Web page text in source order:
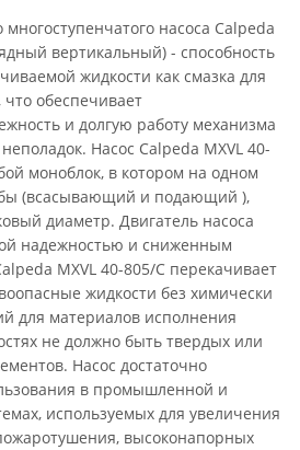
насоса Calpeda
вертикальный) - способность
жидкости как смазка для
обеспечивает
и долгую работу механизма
Насос Calpeda MXVL 40-
моноблок, в котором на одном
(всасывающий и подающий ),
диаметр. Двигатель насоса
надежностью и сниженным
MXVL 40-805/C перекачивает
жидкости без химически
для материалов исполнения
не должно быть твердых или
Насос достаточно
в промышленной и
используемых для увеличения
высоконапорных